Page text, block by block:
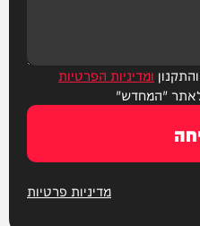
ומדיניות הפרטיות
לאתר "המחדש"
מדיניות פרטיות